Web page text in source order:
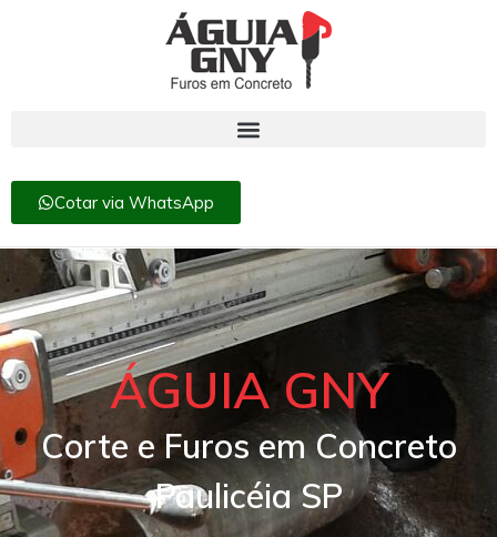
Cotar via WhatsApp
ÁGUIA GNY
Corte e Furos em Concreto
Paulicéia SP